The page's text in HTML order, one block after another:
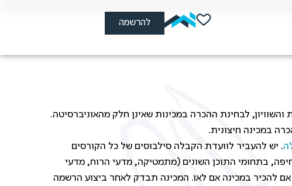
להרשמה
לבחינת ההכרה במכינות שאינן חלק מהאוניברסיטה.
במכינה חיצונית.
. יש להעביר לוועדת הקבלה סילבוסים של כל הקורסים
בתחומי התוכן השונים (מתמטיקה, מדעי הרוח, מדעי
להכיר במכינה אם לאו. המכינה תבדק לאחר ביצוע הרשמה